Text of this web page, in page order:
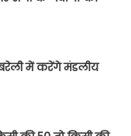
में करेंगे मंडलीय